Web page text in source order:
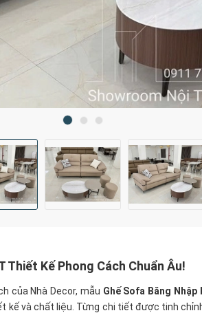
Thiết Kế Phong Cách Chuẩn Âu!
của Nhà Decor, mẫu Ghế Sofa Băng Nhập
kế và chất liệu. Từng chi tiết được tinh